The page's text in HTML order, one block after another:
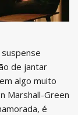
de jantar
algo muito
Marshall-Green
é